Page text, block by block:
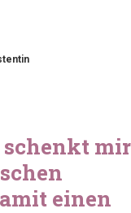
schenkt mir
einen